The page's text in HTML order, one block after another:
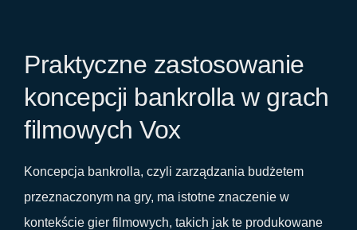
Praktyczne zastosowanie
koncepcji bankrolla w grach
filmowych Vox
Koncepcja bankrolla, czyli zarządzania budżetem
przeznaczonym na gry, ma istotne znaczenie w
kontekście gier filmowych, takich jak te produkowane